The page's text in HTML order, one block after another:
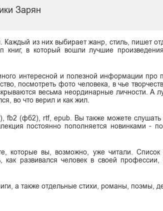
Зарян
Каждый из них выбирает жанр, стиль, пишет
книг, в который вошли лучшие
интересной и полезной информации про
посмотреть фото человека, в чье
весьма неординарные личности. А
во что верил и как жил.
fb2 (фб2), rtf, epub. Вы также можете слушать
постоянно пополняется новинками -
которые вы, возможно, уже читали. Список
развивался человек в своей профессии,
а также отдельные стихи, романы, поэмы,